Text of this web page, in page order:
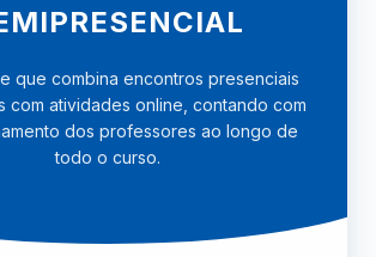
que combina encontros presenciais
com atividades online, contando com
dos professores ao longo de
todo o curso.